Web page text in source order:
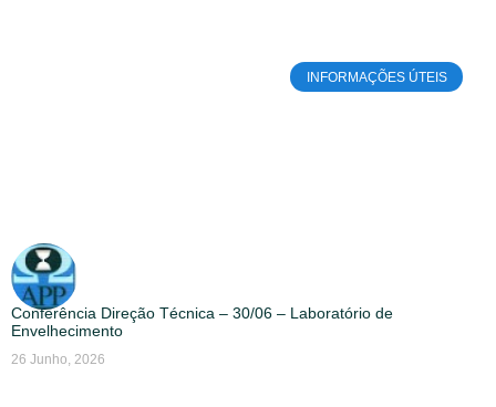
INFORMAÇÕES ÚTEIS
Conferência Direção Técnica – 30/06 – Laboratório de
Envelhecimento
26 Junho, 2026